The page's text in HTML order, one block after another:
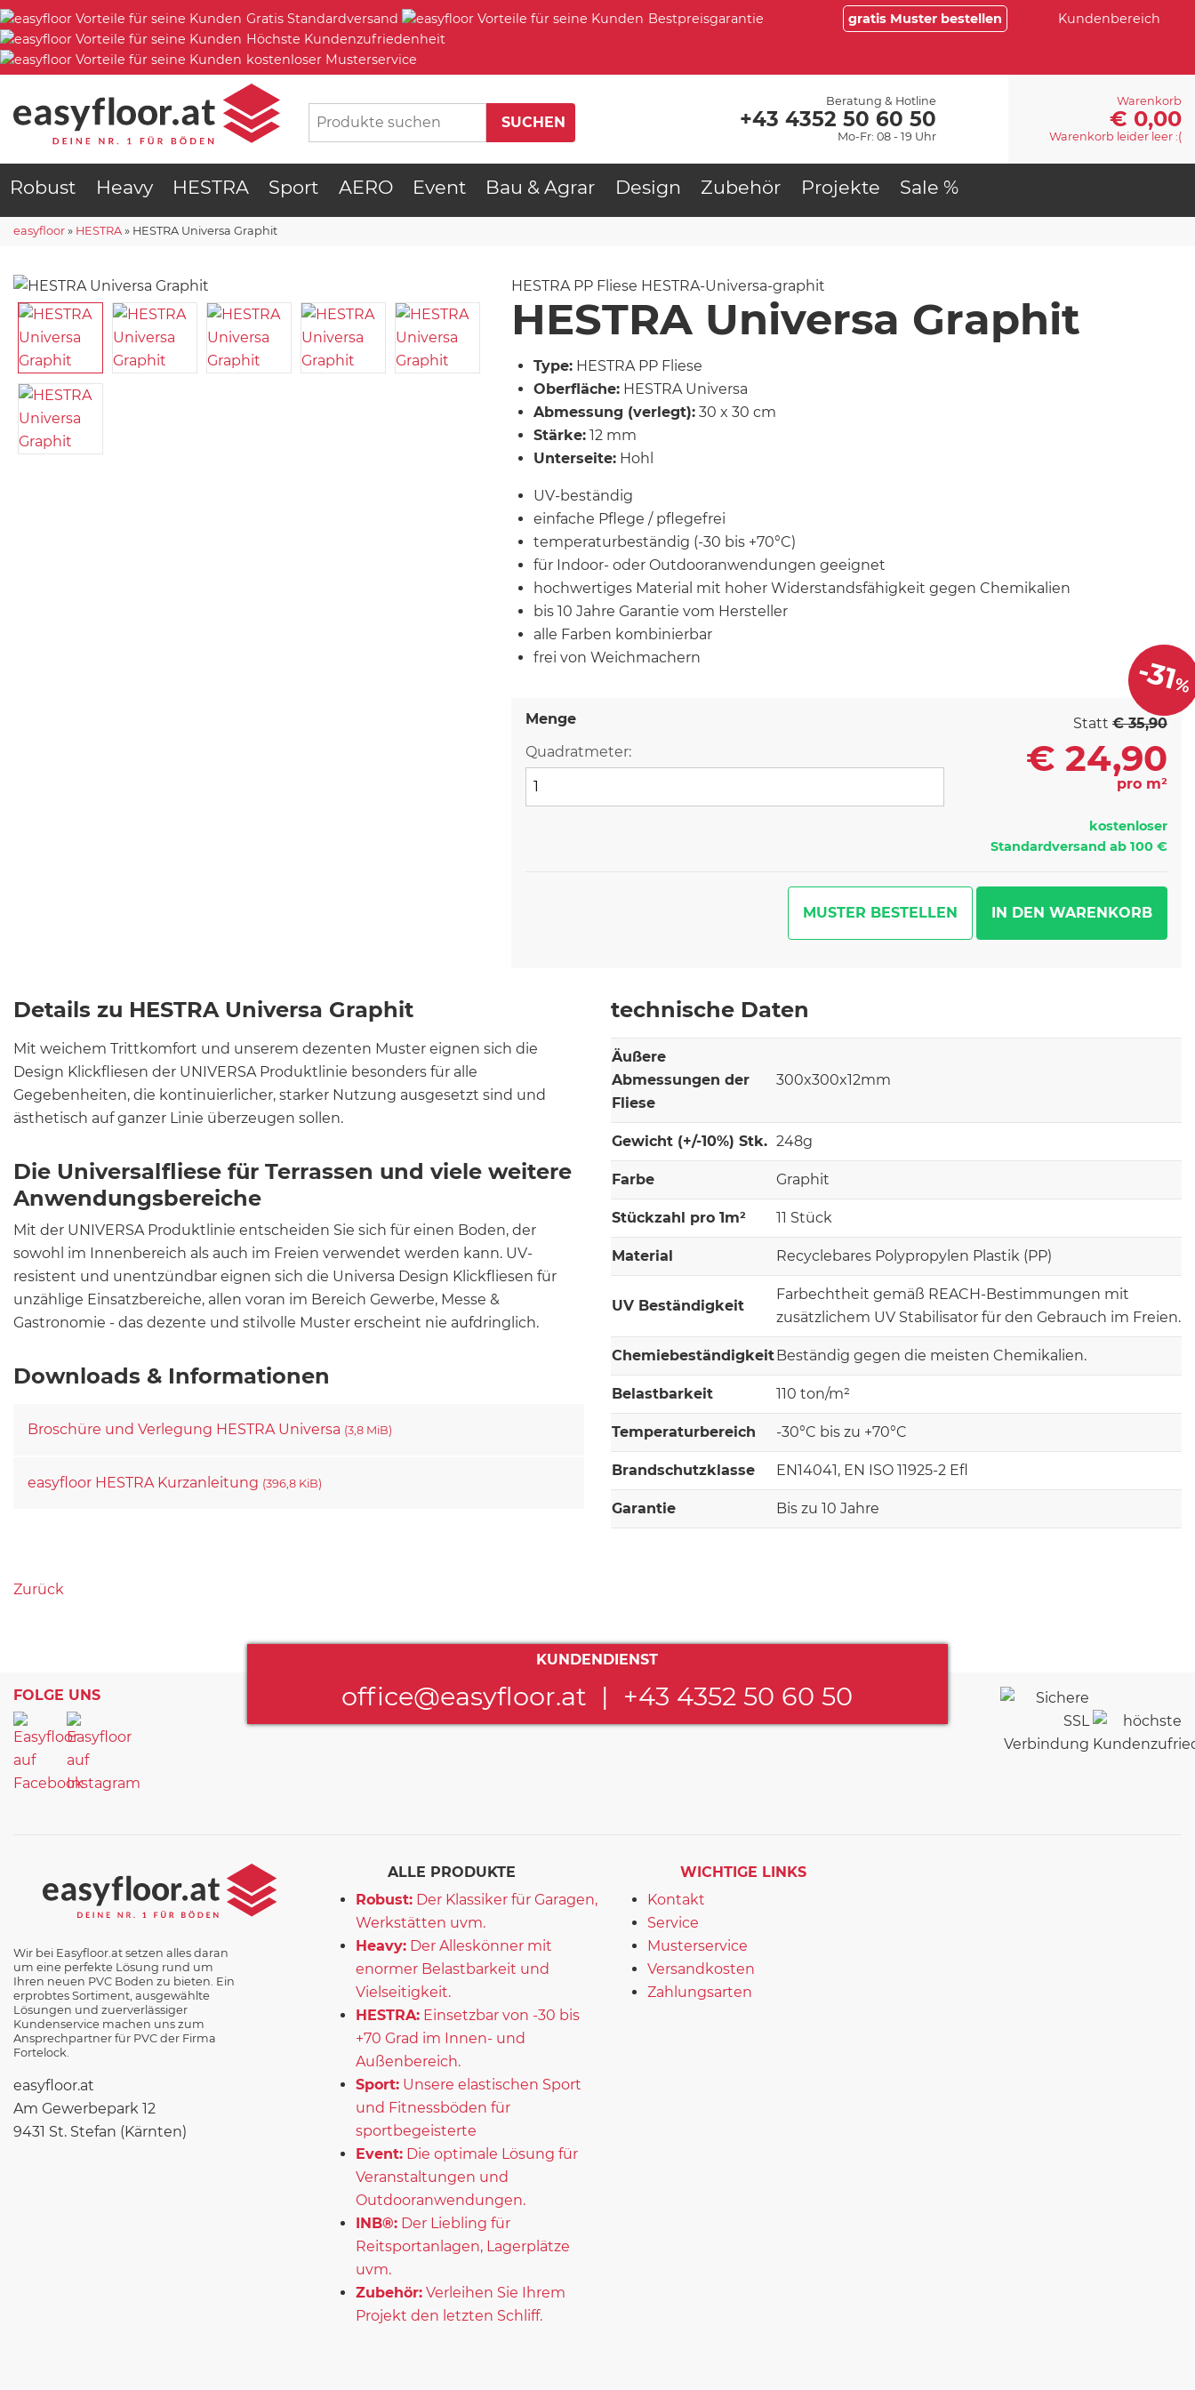
Gratis Standardversand
Bestpreisgarantie
Höchste Kundenzufriedenheit
kostenloser Musterservice
gratis Muster bestellen Kundenbereich
Beratung & Hotline
+43 4352 50 60 50
Mo-Fr: 08 - 19 Uhr
Warenkorb
€ 0,00
Warenkorb leider leer :(
Robust Heavy HESTRA Sport AERO Event Bau & Agrar Design Zubehör Projekte Sale %
easyfloor » HESTRA » HESTRA Universa Graphit
HESTRA PP Fliese HESTRA-Universa-graphit
HESTRA Universa Graphit
Type: HESTRA PP Fliese
Oberfläche: HESTRA Universa
Abmessung (verlegt): 30 x 30 cm
Stärke: 12 mm
Unterseite: Hohl
UV-beständig
einfache Pflege / pflegefrei
temperaturbeständig (-30 bis +70°C)
für Indoor- oder Outdooranwendungen geeignet
hochwertiges Material mit hoher Widerstandsfähigkeit gegen Chemikalien
bis 10 Jahre Garantie vom Hersteller
alle Farben kombinierbar
frei von Weichmachern
Menge
Quadratmeter:
-31%
Statt€ 35,90
€ 24,90
pro m²
kostenloser
Standardversand ab 100 €
MUSTER BESTELLEN
Details zu HESTRA Universa Graphit
Mit weichem Trittkomfort und unserem dezenten Muster eignen sich die
Design Klickfliesen der UNIVERSA Produktlinie besonders für alle
Gegebenheiten, die kontinuierlicher, starker Nutzung ausgesetzt sind und
ästhetisch auf ganzer Linie überzeugen sollen.
Die Universalfliese für Terrassen und viele weitere
Anwendungsbereiche
Mit der UNIVERSA Produktlinie entscheiden Sie sich für einen Boden, der
sowohl im Innenbereich als auch im Freien verwendet werden kann. UV-
resistent und unentzündbar eignen sich die Universa Design Klickfliesen für
unzählige Einsatzbereiche, allen voran im Bereich Gewerbe, Messe &
Gastronomie - das dezente und stilvolle Muster erscheint nie aufdringlich.
Downloads & Informationen
Broschüre und Verlegung HESTRA Universa (3,8 MiB)
easyfloor HESTRA Kurzanleitung (396,8 KiB)
technische Daten
Äußere
Abmessungen der
Fliese
300x300x12mm
Gewicht (+/-10%) Stk. 248g
Farbe Graphit
Stückzahl pro 1m² 11 Stück
Material Recyclebares Polypropylen Plastik (PP)
UV Beständigkeit
Farbechtheit gemäß REACH-Bestimmungen mit
zusätzlichem UV Stabilisator für den Gebrauch im Freien.
ChemiebeständigkeitBeständig gegen die meisten Chemikalien.
Belastbarkeit 110 ton/m²
Temperaturbereich -30°C bis zu +70°C
Brandschutzklasse EN14041, EN ISO 11925-2 Efl
Garantie Bis zu 10 Jahre
Zurück
FOLGE UNS
KUNDENDIENST
office@easyfloor.at | +43 4352 50 60 50
Wir bei Easyfloor.at setzen alles daran
um eine perfekte Lösung rund um
Ihren neuen PVC Boden zu bieten. Ein
erprobtes Sortiment, ausgewählte
Lösungen und zuerverlässiger
Kundenservice machen uns zum
Ansprechpartner für PVC der Firma
Fortelock.
easyfloor.at
Am Gewerbepark 12
9431 St. Stefan (Kärnten)
ALLE PRODUKTE
Robust: Der Klassiker für Garagen,
Werkstätten uvm.
Heavy: Der Alleskönner mit
enormer Belastbarkeit und
Vielseitigkeit.
HESTRA: Einsetzbar von -30 bis
+70 Grad im Innen- und
Außenbereich.
Sport: Unsere elastischen Sport
und Fitnessböden für
sportbegeisterte
Event: Die optimale Lösung für
Veranstaltungen und
Outdooranwendungen.
INB®: Der Liebling für
Reitsportanlagen, Lagerplätze
uvm.
Zubehör: Verleihen Sie Ihrem
Projekt den letzten Schliff.
WICHTIGE LINKS
Kontakt
Service
Musterservice
Versandkosten
Zahlungsarten